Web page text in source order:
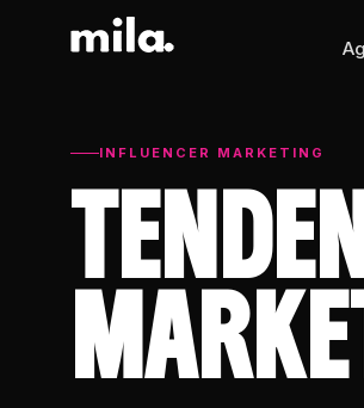
INFLUENCER MARKETING